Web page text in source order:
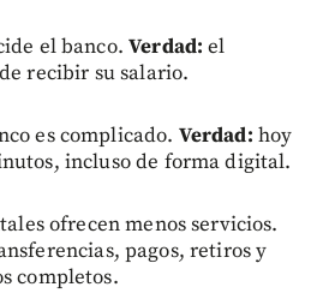
el banco.Verdad: el
recibir su salario.
es complicado. Verdad: hoy
incluso de forma digital.
ofrecen menos servicios.
pagos, retiros y
completos.